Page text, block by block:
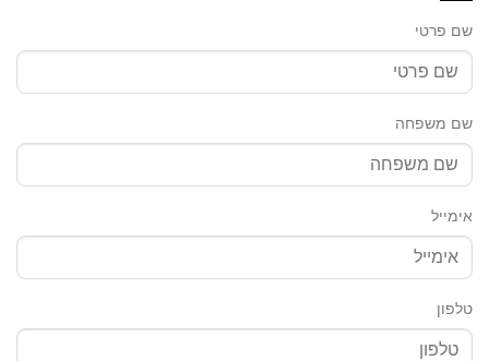
שם פרטי
שם משפחה
אימייל
טלפון